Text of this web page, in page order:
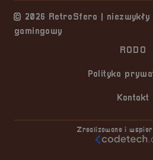
© 2026 RetroSfera |
gamingowy
RODO
Polityka
Kontakt
Zrealizowane i